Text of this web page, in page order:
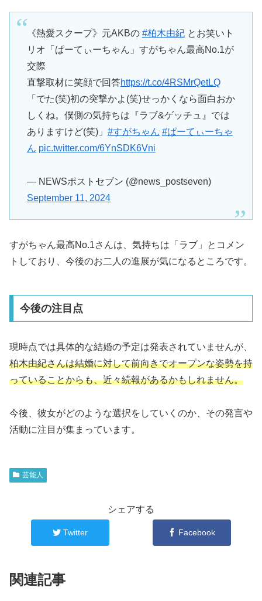
《熱愛スクープ》元AKBの #柏木由紀とお笑いト
リオ「ぱーてぃーちゃん」すがちゃん最高No.1が
交際
直撃取材に笑顔で回答https://t.co/4RSMrQetLQ
「でた(笑)初の突撃かよ(笑)せっかくなら面白おか
しくね。僕側の気持ちは『ラブ&ゲッチュ』では
ありますけど(笑)」 #すがちゃん #ぱーてぃーちゃ
ん pic.twitter.com/6YnSDK6Vni
— NEWSポストセブン (@news_postseven)
September 11, 2024
すがちゃん最高No.1さんは、気持ちは「ラブ」とコメン
トしており、今後のお二人の進展が気になるところです。
今後の注目点
現時点では具体的な結婚の予定は発表されていませんが、
柏木由紀さんは結婚に対して前向きでオープンな姿勢を持
っていることからも、近々続報があるかもしれません。
今後、彼女がどのような選択をしていくのか、その発言や
活動に注目が集まっています。
芸能人
シェアする
Twitter Facebook
関連記事